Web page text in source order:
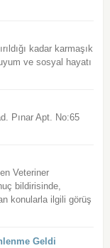
kadar karmaşık
ve sosyal hayatı
Pınar Apt. No:65
Veteriner
bildirisinde,
konularla ilgili görüş
Geldi